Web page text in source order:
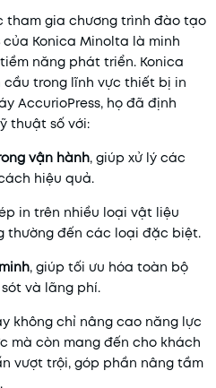
tham gia chương trình đào tạo
của Konica Minolta là minh
năng phát triển. Konica
trong lĩnh vực thiết bị in
AccurioPress, họ đã định
thuật số với:
vận hành, giúp xử lý các
hiệu quả.
in trên nhiều loại vật liệu
thường đến các loại đặc biệt.
, giúp tối ưu hóa toàn bộ
và lãng phí.
không chỉ nâng cao năng lực
mà còn mang đến cho khách
vượt trội, góp phần nâng tầm